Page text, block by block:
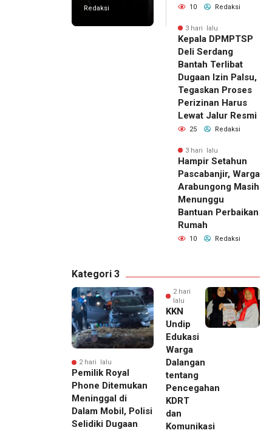
Redaksi
10 Redaksi
3 hari lalu
Kepala DPMPTSP
Deli Serdang
Bantah Terlibat
Dugaan Izin Palsu,
Tegaskan Proses
Perizinan Harus
Lewat Jalur Resmi
25 Redaksi
3 hari lalu
Hampir Setahun
Pascabanjir, Warga
Arabungong Masih
Menunggu
Bantuan Perbaikan
Rumah
10 Redaksi
Kategori 3
2 hari lalu
Pemilik Royal
Phone Ditemukan
Meninggal di
Dalam Mobil, Polisi
Selidiki Dugaan
2 hari
lalu
KKN
Undip
Edukasi
Warga
Dalangan
tentang
Pencegahan
KDRT
dan
Komunikasi